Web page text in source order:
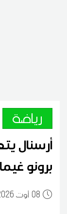
رياضة
أرسنال
برونو
0812:44 2026 أوت